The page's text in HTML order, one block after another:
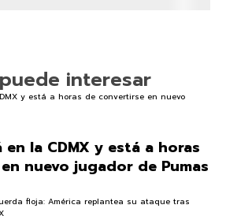
interesar
la CDMX y está a horas
nuevo jugador de Pumas